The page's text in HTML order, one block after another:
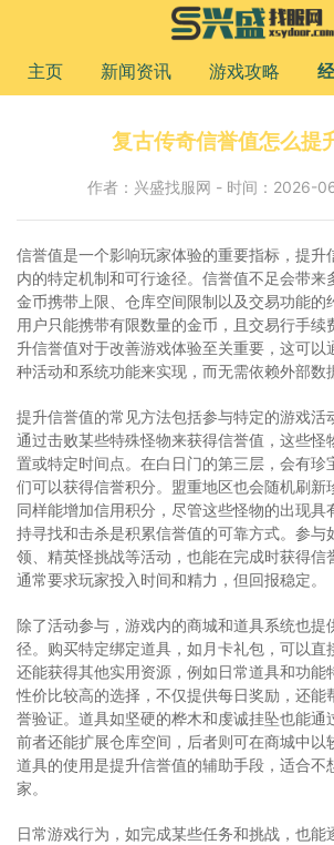
主页 新闻资讯 游戏攻略
复古传奇信誉值怎么提
作者：兴盛找服网 - 时间：2026-
信誉值是一个影响玩家体验的重要指标，提升
内的特定机制和可行途径。信誉值不足会带来
金币携带上限、仓库空间限制以及交易功能的
用户只能携带有限数量的金币，且交易行手续
升信誉值对于改善游戏体验至关重要，这可以
种活动和系统功能来实现，而无需依赖外部数
提升信誉值的常见方法包括参与特定的游戏活
通过击败某些特殊怪物来获得信誉值，这些怪
置或特定时间点。在白日门的第三层，会有珍
们可以获得信誉积分。盟重地区也会随机刷新
同样能增加信用积分，尽管这些怪物的出现具
持寻找和击杀是积累信誉值的可靠方式。参与
领、精英怪挑战等活动，也能在完成时获得信
通常要求玩家投入时间和精力，但回报稳定。
除了活动参与，游戏内的商城和道具系统也提
径。购买特定绑定道具，如月卡礼包，可以直
还能获得其他实用资源，例如日常道具和功能
性价比较高的选择，不仅提供每日奖励，还能
誉验证。道具如坚硬的桦木和虔诚挂坠也能通
前者还能扩展仓库空间，后者则可在商城中以
道具的使用是提升信誉值的辅助手段，适合不
家。
日常游戏行为，如完成某些任务和挑战，也能